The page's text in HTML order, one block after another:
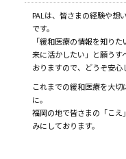
PALは、皆さまの経験や想
です。
「緩和医療の情報を知り
来に活かしたい」と願うす
おりますので、どうぞ安心
これまでの緩和医療を大
に。
福岡の地で皆さまの「こ
みにしております。